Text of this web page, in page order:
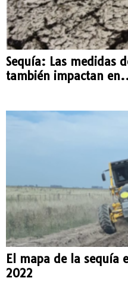
Sequía: Las medidas
también impactan
El mapa de la sequía
2022